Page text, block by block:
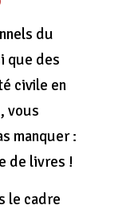
du
que des
civile en
vous
manquer :
de livres !
le cadre